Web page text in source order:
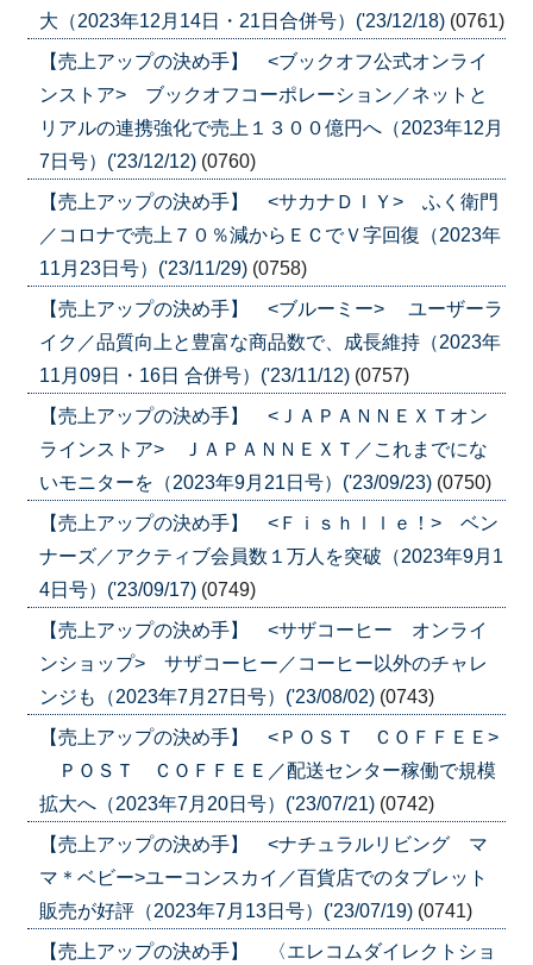
大（2023年12月14日・21日合併号）('23/12/18) (0761)
【売上アップの決め手】 <ブックオフ公式オンライ
ンストア> ブックオフコーポレーション／ネットと
リアルの連携強化で売上１３００億円へ（2023年12月
7日号）('23/12/12) (0760)
【売上アップの決め手】 <サカナＤＩＹ> ふく衛門
／コロナで売上７０％減からＥＣでＶ字回復（2023年
11月23日号）('23/11/29) (0758)
【売上アップの決め手】 <ブルーミー> ユーザーラ
イク／品質向上と豊富な商品数で、成長維持（2023年
11月09日・16日 合併号）('23/11/12) (0757)
【売上アップの決め手】 <ＪＡＰＡＮＮＥＸＴオン
ラインストア> ＪＡＰＡＮＮＥＸＴ／これまでにな
いモニターを（2023年9月21日号）('23/09/23) (0750)
【売上アップの決め手】 <Ｆｉｓｈｌｌｅ！> ベン
ナーズ／アクティブ会員数１万人を突破（2023年9月1
4日号）('23/09/17) (0749)
【売上アップの決め手】 <サザコーヒー オンライ
ンショップ> サザコーヒー／コーヒー以外のチャレ
ンジも（2023年7月27日号）('23/08/02) (0743)
【売上アップの決め手】 <ＰＯＳＴ ＣＯＦＦＥＥ>
ＰＯＳＴ ＣＯＦＦＥＥ／配送センター稼働で規模
拡大へ（2023年7月20日号）('23/07/21) (0742)
【売上アップの決め手】 <ナチュラルリビング マ
マ＊ベビー>ユーコンスカイ／百貨店でのタブレット
販売が好評（2023年7月13日号）('23/07/19) (0741)
【売上アップの決め手】 〈エレコムダイレクトショ